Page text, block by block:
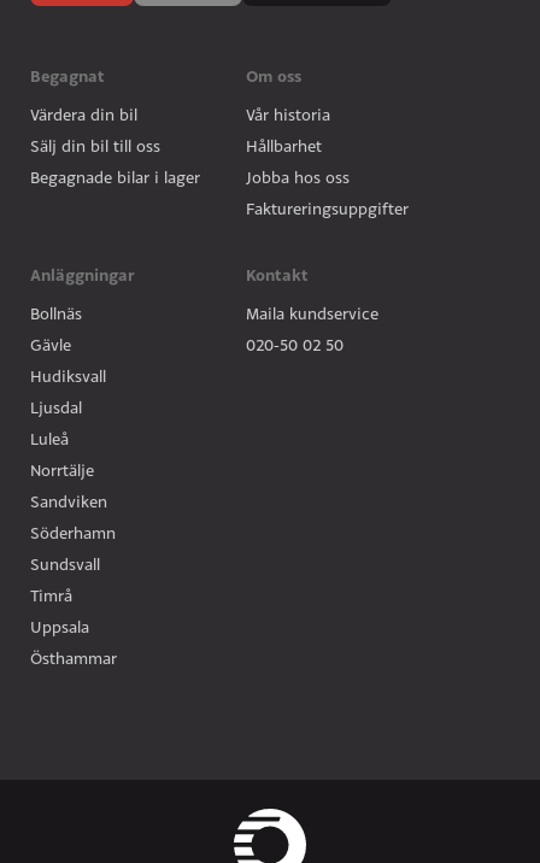
Begagnat
Värdera din bil
Sälj din bil till oss
Begagnade bilar i lager
Anläggningar
Bollnäs
Gävle
Hudiksvall
Ljusdal
Luleå
Norrtälje
Sandviken
Söderhamn
Sundsvall
Timrå
Uppsala
Östhammar
Om oss
Vår historia
Hållbarhet
Jobba hos oss
Faktureringsuppgifter
Kontakt
Maila kundservice
020-50 02 50